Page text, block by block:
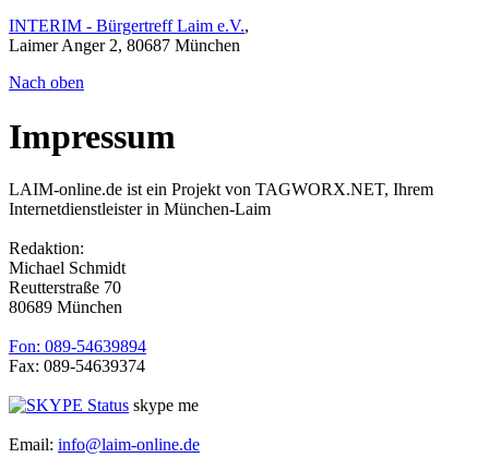
INTERIM - Bürgertreff Laim e.V.,
Laimer Anger 2, 80687 München
Nach oben
Impressum
LAIM-online.de ist ein Projekt von TAGWORX.NET, Ihrem
Internetdienstleister in München-Laim
Redaktion:
Michael Schmidt
Reutterstraße 70
80689 München
Fon: 089-54639894
Fax: 089-54639374
skype me
Email: info@laim-online.de